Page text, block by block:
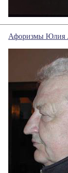
Афоризмы Юлия